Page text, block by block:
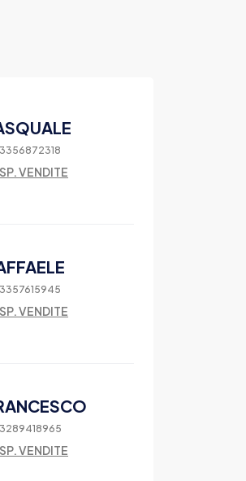
3356872318
VENDITE
3357615945
VENDITE
3289418965
VENDITE